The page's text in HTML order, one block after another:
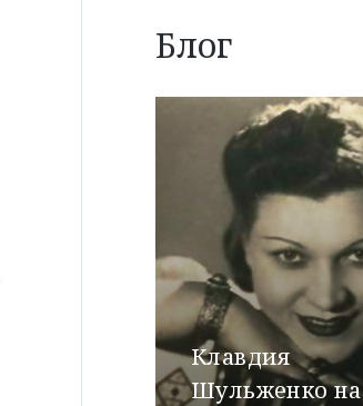
Блог
Клавдия
Шульженко на